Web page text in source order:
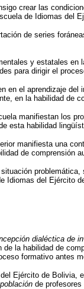
crear las
de Idiomas del
de series
y estatales
para dirigir el
en el aprendizaje
en la habilidad de
manifiestan los
esta habilidad
manifiesta una
de comprensión
problemática,
Idiomas del Ejército
dialéctica de
la habilidad de
formativo antes
Ejército de Bolivia,
población de